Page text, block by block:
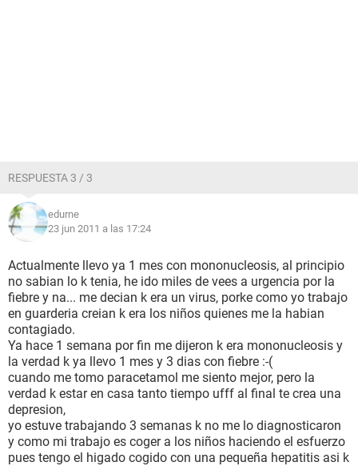
RESPUESTA 3 / 3
edurne
23 jun 2011 a las 17:24
Actualmente llevo ya 1 mes con mononucleosis, al principio
no sabian lo k tenia, he ido miles de vees a urgencia por la
fiebre y na... me decian k era un virus, porke como yo trabajo
en guarderia creian k era los niños quienes me la habian
contagiado.
Ya hace 1 semana por fin me dijeron k era mononucleosis y
la verdad k ya llevo 1 mes y 3 dias con fiebre :-(
cuando me tomo paracetamol me siento mejor, pero la
verdad k estar en casa tanto tiempo ufff al final te crea una
depresion,
yo estuve trabajando 3 semanas k no me lo diagnosticaron
y como mi trabajo es coger a los niños haciendo el esfuerzo
pues tengo el higado cogido con una pequeña hepatitis asi k